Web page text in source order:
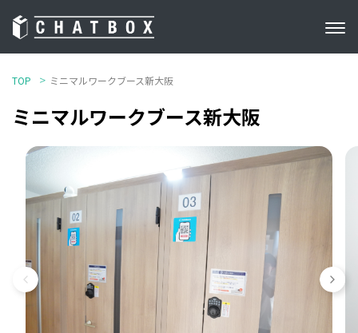
TOP ミニマルワークブース新大阪
ミニマルワークブース新大阪